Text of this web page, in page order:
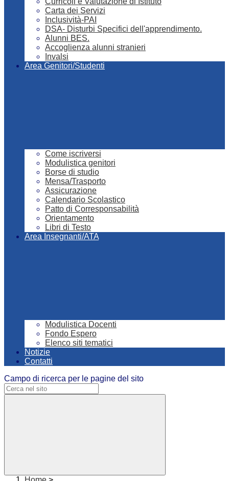
Carta dei Servizi
Inclusività-PAI
DSA- Disturbi Specifici dell'apprendimento.
Alunni BES.
Accoglienza alunni stranieri
Invalsi
Area Genitori/Studenti
Come iscriversi
Modulistica genitori
Borse di studio
Mensa/Trasporto
Assicurazione
Calendario Scolastico
Patto di Corresponsabilità
Orientamento
Libri di Testo
Area Insegnanti/ATA
Modulistica Docenti
Fondo Espero
Elenco siti tematici
Notizie
Contatti
Campo di ricerca per le pagine del sito